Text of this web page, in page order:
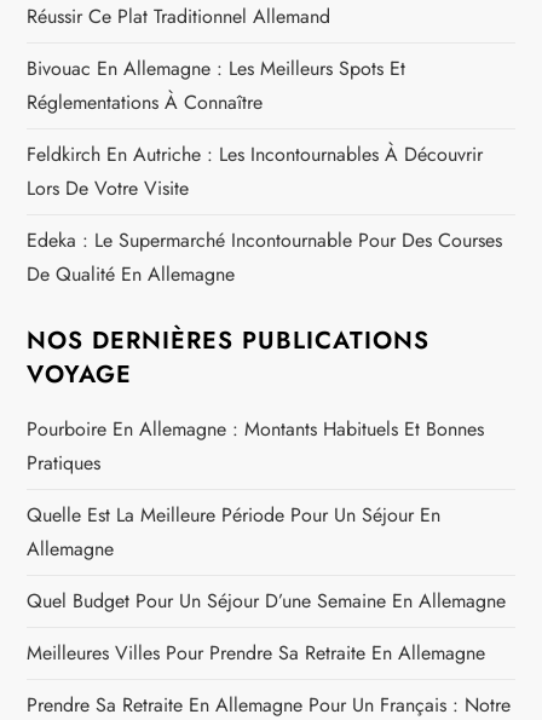
Réussir Ce Plat Traditionnel Allemand
Bivouac En Allemagne : Les Meilleurs Spots Et
Réglementations À Connaître
Feldkirch En Autriche : Les Incontournables À Découvrir
Lors De Votre Visite
Edeka : Le Supermarché Incontournable Pour Des Courses
De Qualité En Allemagne
NOS DERNIÈRES PUBLICATIONS
VOYAGE
Pourboire En Allemagne : Montants Habituels Et Bonnes
Pratiques
Quelle Est La Meilleure Période Pour Un Séjour En
Allemagne
Quel Budget Pour Un Séjour D’une Semaine En Allemagne
Meilleures Villes Pour Prendre Sa Retraite En Allemagne
Prendre Sa Retraite En Allemagne Pour Un Français : Notre